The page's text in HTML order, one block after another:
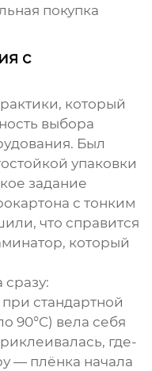
покупка
с
который
выбора
Был
упаковки
задание
с тонким
что справится
который
стандартной
90°C) вела себя
где-
— плёнка начала